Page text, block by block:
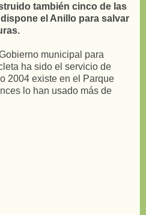
también cinco de las
el Anillo para salvar
municipal para
ha sido el servicio de
2004 existe en el Parque
lo han usado más de